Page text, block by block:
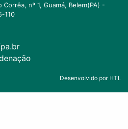
Corrêa, nº 1, Guamá, Belem(PA) -
110
Desenvolvido por HTI.